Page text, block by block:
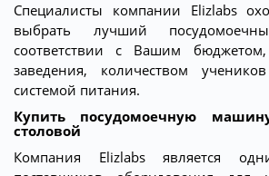
Специалисты компании Elizlabs
выбрать лучший
соответствии с Вашим
заведения, количеством
системой питания.
Купить посудомоечную
столовой
Компания Elizlabs является